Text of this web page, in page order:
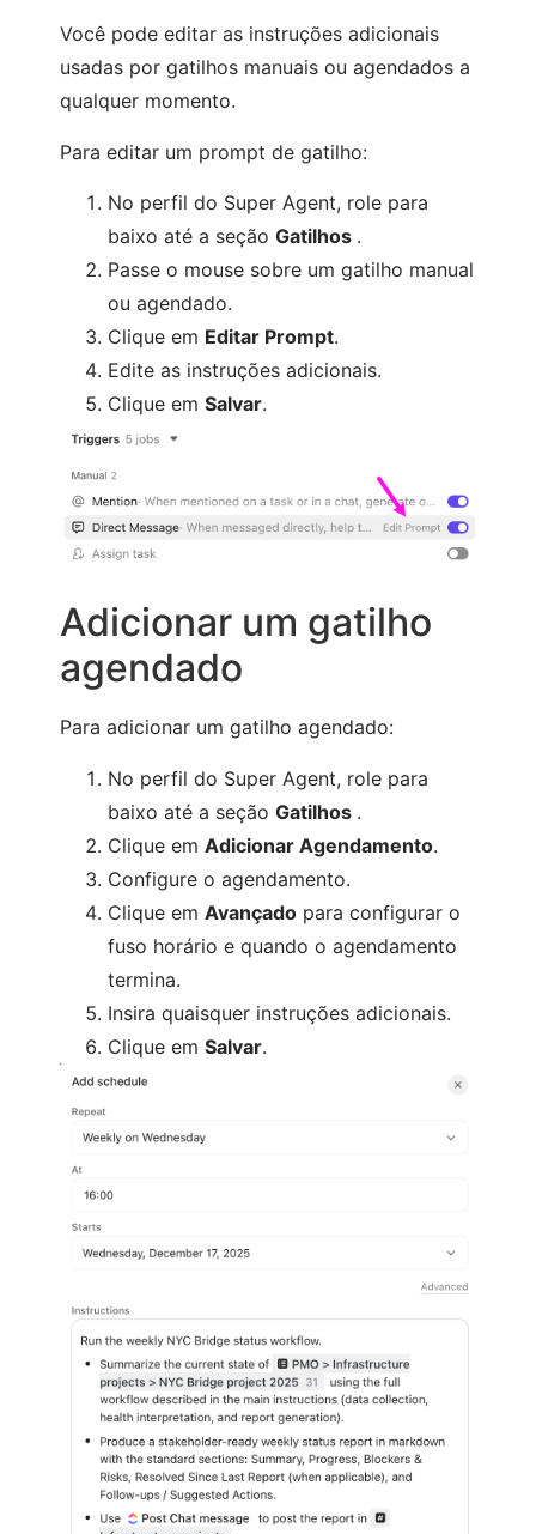
Você pode editar as instruções adicionais
usadas por gatilhos manuais ou agendados a
qualquer momento.
Para editar um prompt de gatilho:
No perfil do Super Agent, role para
baixo até a seção Gatilhos .
Passe o mouse sobre um gatilho manual
ou agendado.
Clique em Editar Prompt.
Edite as instruções adicionais.
Clique em Salvar.
Adicionar um gatilho
agendado
Para adicionar um gatilho agendado:
No perfil do Super Agent, role para
baixo até a seção Gatilhos .
Clique em Adicionar Agendamento.
Configure o agendamento.
Clique em Avançado para configurar o
fuso horário e quando o agendamento
termina.
Insira quaisquer instruções adicionais.
Clique em Salvar.